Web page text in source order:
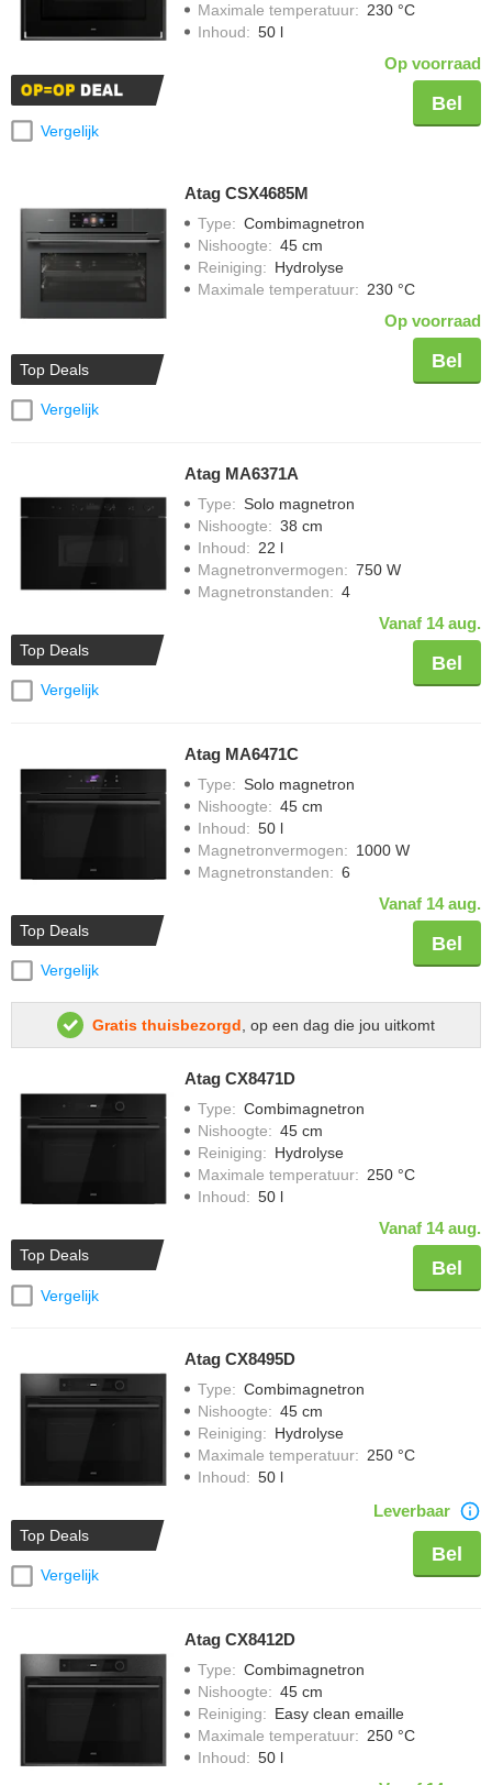
Vergelijk
Maximale temperatuur: 230 °C
Inhoud: 50 l
Op voorraad
Bel
Top Deals
Vergelijk
Atag CSX4685M
Type: Combimagnetron
Nishoogte: 45 cm
Reiniging: Hydrolyse
Maximale temperatuur: 230 °C
Op voorraad
Bel
Top Deals
Vergelijk
Atag MA6371A
Type: Solo magnetron
Nishoogte: 38 cm
Inhoud: 22 l
Magnetronvermogen: 750 W
Magnetronstanden: 4
Vanaf 14 aug.
Bel
Top Deals
Vergelijk
Atag MA6471C
Type: Solo magnetron
Nishoogte: 45 cm
Inhoud: 50 l
Magnetronvermogen: 1000 W
Magnetronstanden: 6
Vanaf 14 aug.
Bel
Gratis thuisbezorgd, op een dag die jou uitkomt
Top Deals
Vergelijk
Atag CX8471D
Type: Combimagnetron
Nishoogte: 45 cm
Reiniging: Hydrolyse
Maximale temperatuur: 250 °C
Inhoud: 50 l
Vanaf 14 aug.
Bel
Top Deals
Vergelijk
Atag CX8495D
Type: Combimagnetron
Nishoogte: 45 cm
Reiniging: Hydrolyse
Maximale temperatuur: 250 °C
Inhoud: 50 l
Leverbaar
Bel
Atag CX8412D
Type: Combimagnetron
Nishoogte: 45 cm
Reiniging: Easy clean emaille
Maximale temperatuur: 250 °C
Inhoud: 50 l